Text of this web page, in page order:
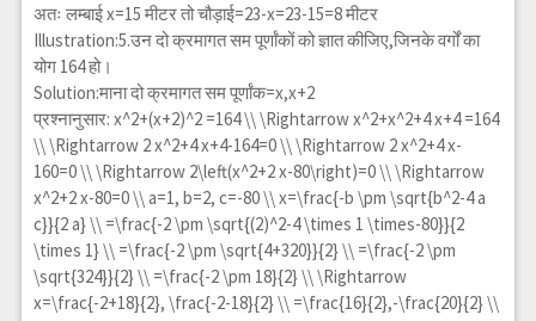
अतः लम्बाई x=15 मीटर तो चौड़ाई=23-x=23-15=8 मीटर
Illustration:5.उन दो क्रमागत सम पूर्णांकों को ज्ञात कीजिए,जिनके वर्गों का
योग 164 हो।
Solution:माना दो क्रमागत सम पूर्णांक=x,x+2
प्रश्नानुसार: x^2+(x+2)^2 =164 \\ \Rightarrow x^2+x^2+4 x+4 =164
\\ \Rightarrow 2 x^2+4 x+4-164=0 \\ \Rightarrow 2 x^2+4 x-
160=0 \\ \Rightarrow 2\left(x^2+2 x-80\right)=0 \\ \Rightarrow
x^2+2 x-80=0 \\ a=1, b=2, c=-80 \\ x=\frac{-b \pm \sqrt{b^2-4 a
c}}{2 a} \\ =\frac{-2 \pm \sqrt{(2)^2-4 \times 1 \times-80}}{2
\times 1} \\ =\frac{-2 \pm \sqrt{4+320}}{2} \\ =\frac{-2 \pm
\sqrt{324}}{2} \\ =\frac{-2 \pm 18}{2} \\ \Rightarrow
x=\frac{-2+18}{2}, \frac{-2-18}{2} \\ =\frac{16}{2},-\frac{20}{2} \\